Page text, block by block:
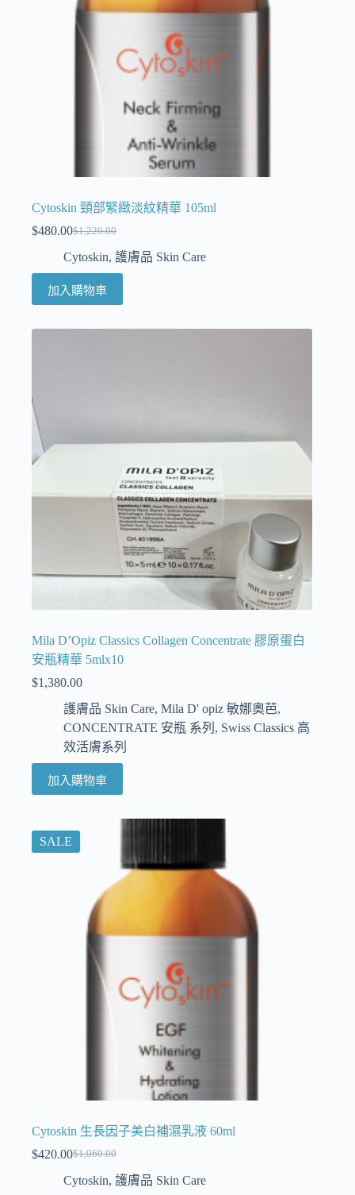
Cytoskin 頸部緊緻淡紋精華 105ml
$1,220.00
$480.00
Cytoskin, 護膚品 Skin Care
加入購物車
Mila D’Opiz Classics Collagen Concentrate 膠原蛋白
安瓶精華 5mlx10
$1,380.00
護膚品 Skin Care, Mila D' opiz 敏娜奧芭,
CONCENTRATE 安瓶 系列 , Swiss Classics 高
效活膚系列
加入購物車
SALE
Cytoskin 生長因子美白補濕乳液 60ml
$1,060.00
$420.00
Cytoskin, 護膚品 Skin Care